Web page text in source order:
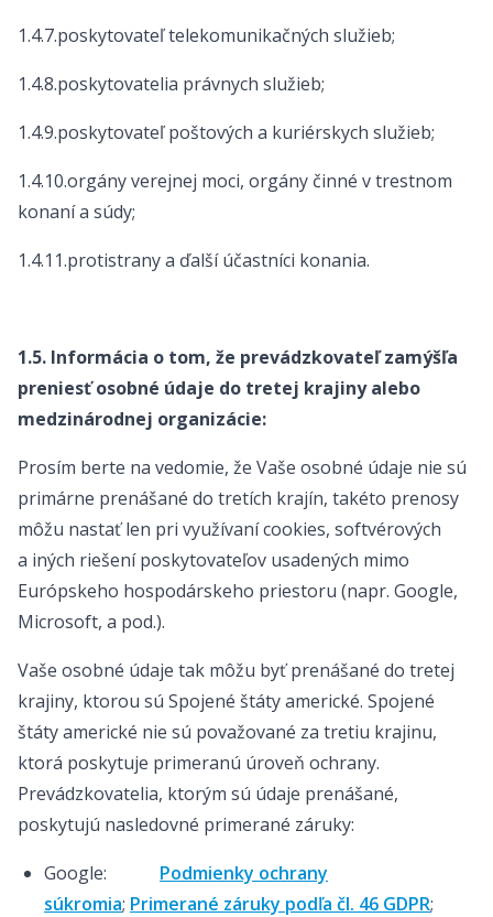
1.4.7.poskytovateľ telekomunikačných služieb;
1.4.8.poskytovatelia právnych služieb;
1.4.9.poskytovateľ poštových a kuriérskych služieb;
1.4.10.orgány verejnej moci, orgány činné v trestnom
konaní a súdy;
1.4.11.protistrany a ďalší účastníci konania.
1.5. Informácia o tom, že prevádzkovateľ zamýšľa
preniesť osobné údaje do tretej krajiny alebo
medzinárodnej organizácie:
Prosím berte na vedomie, že Vaše osobné údaje nie sú
primárne prenášané do tretích krajín, takéto prenosy
môžu nastať len pri využívaní cookies, softvérových
a iných riešení poskytovateľov usadených mimo
Európskeho hospodárskeho priestoru (napr. Google,
Microsoft, a pod.).
Vaše osobné údaje tak môžu byť prenášané do tretej
krajiny, ktorou sú Spojené štáty americké. Spojené
štáty americké nie sú považované za tretiu krajinu,
ktorá poskytuje primeranú úroveň ochrany.
Prevádzkovatelia, ktorým sú údaje prenášané,
poskytujú nasledovné primerané záruky:
Google: Podmienky ochrany
súkromia; Primerané záruky podľa čl. 46 GDPR;